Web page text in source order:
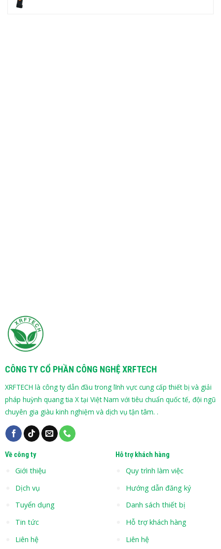
CÔNG TY CỔ PHẦN CÔNG NGHỆ XRFTECH
XRFTECH là công ty dẫn đầu trong lĩnh vực cung cấp thiết bị và giải
pháp huỳnh quang tia X tại Việt Nam với tiêu chuẩn quốc tế, đội ngũ
chuyên gia giàu kinh nghiệm và dịch vụ tận tâm. .
Về công ty
Giới thiệu
Dịch vụ
Tuyển dụng
Tin tức
Liên hệ
Hỗ trợ khách hàng
Quy trình làm việc
Hướng dẫn đăng ký
Danh sách thiết bị
Hỗ trợ khách hàng
Liên hệ